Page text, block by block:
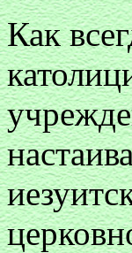
Как